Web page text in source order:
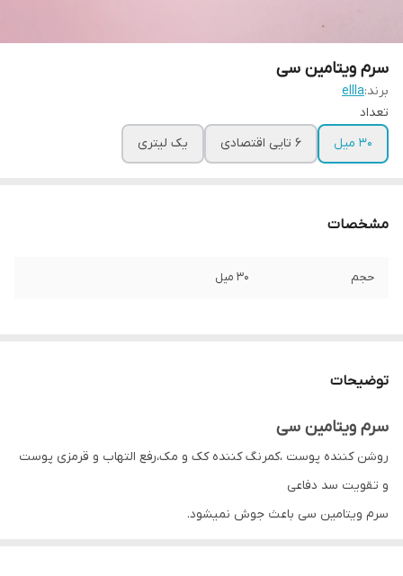
سرم ویتامین سی
برند:ellla
تعداد
۳۰ میل
6 تایی اقتصادی یک لیتری
مشخصات
حجم 30 میل
توضیحات
سرم ویتامین سی
روشن کننده پوست ،کمرنگ کننده کک و مک،رفع التهاب و قرمزی پوست
و تقویت سد دفاعی
سرم ویتامین سی باعث جوش نمیشود.